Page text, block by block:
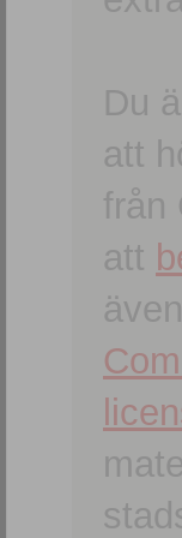
Du
att
från
att